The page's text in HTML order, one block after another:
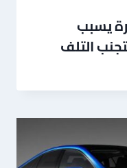
يسبب
التلف